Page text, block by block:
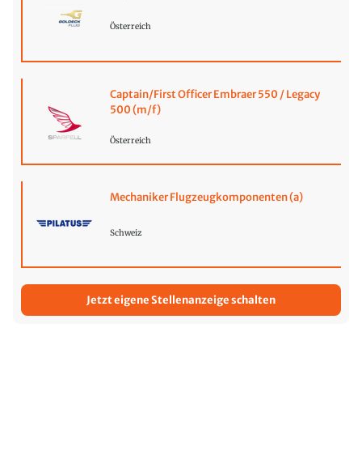
Österreich
Captain/First Officer Embraer 550 / Legacy
500 (m/f)
Österreich
Mechaniker Flugzeugkomponenten (a)
Schweiz
Jetzt eigene Stellenanzeige schalten